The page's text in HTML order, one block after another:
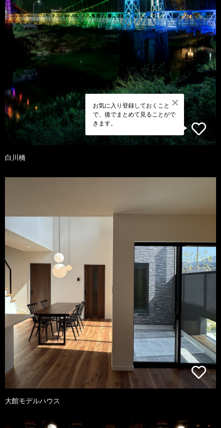
お気に入り登録しておくこと
で、後でまとめて見ることがで
きます。
白川橋
大館モデルハウス